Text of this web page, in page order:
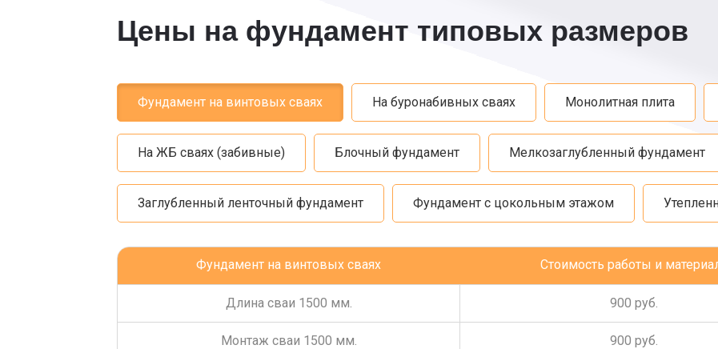
Цены на фундамент типовых размеров
Фундамент на винтовых сваях На буронабивных сваях Монолитная плита
На ЖБ сваях (забивные) Блочный фундамент Мелкозаглубленный фундамент
Заглубленный ленточный фундамент Фундамент с цокольным этажом
Фундамент на винтовых сваях Стоимость работы и
Длина сваи 1500 мм.
900 руб.
Монтаж сваи 1500 мм.
900 руб.